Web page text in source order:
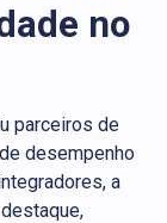
no
parceiros de
desempenho
a